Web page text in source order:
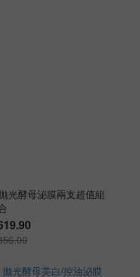
光酵母泌膜兩支超值組